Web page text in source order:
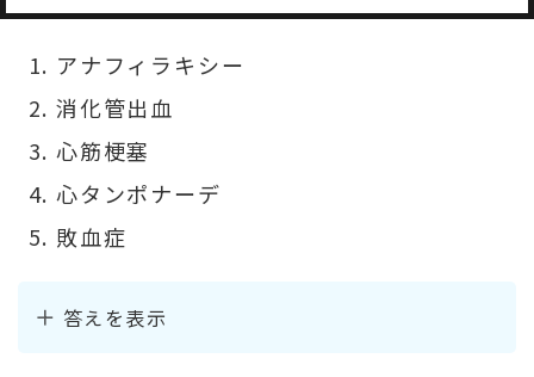
アナフィラキシー
消化管出血
心筋梗塞
心タンポナーデ
敗血症
答えを表示